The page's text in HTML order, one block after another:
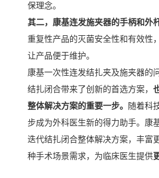
保理念。
其二，康基连发施夹器的手柄和外
重复性产品的灭菌安全性和有效性
让产品便于维护。
康基一次性连发结扎夹及施夹器的
结扎闭合带来了创新的首选方案，
整体解决方案的重要一步。
随着科
步成为外科医生新的得力助手。康
迭代结扎闭合整体解决方案，丰富
种手术场景需求，为临床医生提供